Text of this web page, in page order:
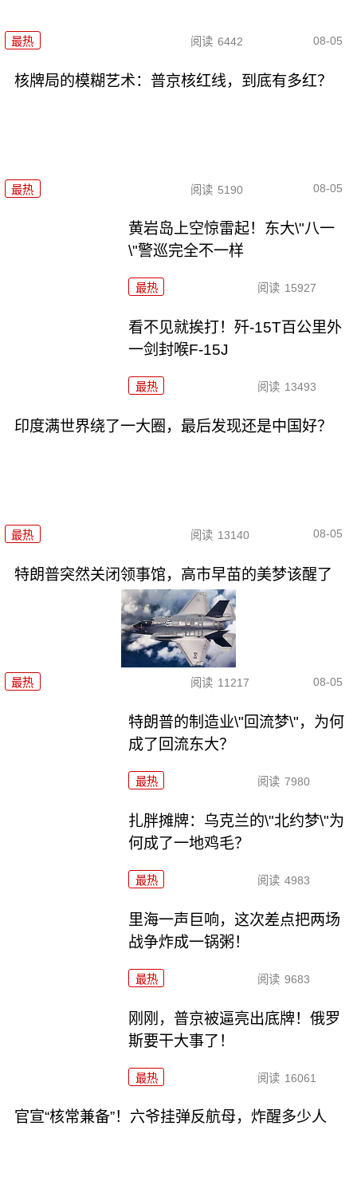
最热 阅读 6442 08-05
核牌局的模糊艺术：普京核红线，到底有多红？
最热 阅读 5190 08-05
黄岩岛上空惊雷起！东大\"八一
\"警巡完全不一样
最热 阅读 15927
看不见就挨打！歼-15T百公里外
一剑封喉F-15J
最热 阅读 13493
印度满世界绕了一大圈，最后发现还是中国好？
最热 阅读 13140 08-05
特朗普突然关闭领事馆，高市早苗的美梦该醒了
最热 阅读 11217 08-05
特朗普的制造业\"回流梦\"，为何
成了回流东大？
最热 阅读 7980
扎胖摊牌：乌克兰的\"北约梦\"为
何成了一地鸡毛？
最热 阅读 4983
里海一声巨响，这次差点把两场
战争炸成一锅粥！
最热 阅读 9683
刚刚，普京被逼亮出底牌！俄罗
斯要干大事了！
最热 阅读 16061
官宣“核常兼备”！六爷挂弹反航母，炸醒多少人